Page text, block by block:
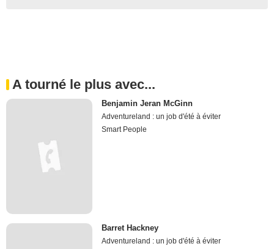
A tourné le plus avec...
Benjamin Jeran McGinn
Adventureland : un job d'été à éviter
Smart People
Barret Hackney
Adventureland : un job d'été à éviter